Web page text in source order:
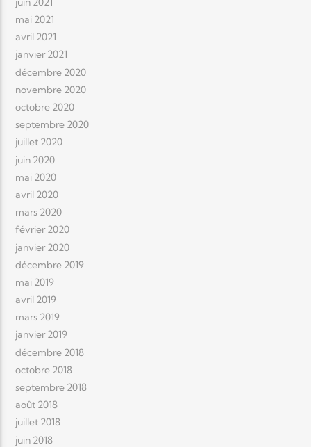
mai 2021
avril 2021
janvier 2021
décembre 2020
novembre 2020
octobre 2020
septembre 2020
juillet 2020
juin 2020
mai 2020
avril 2020
mars 2020
février 2020
janvier 2020
décembre 2019
mai 2019
avril 2019
mars 2019
janvier 2019
décembre 2018
octobre 2018
septembre 2018
août 2018
juillet 2018
juin 2018